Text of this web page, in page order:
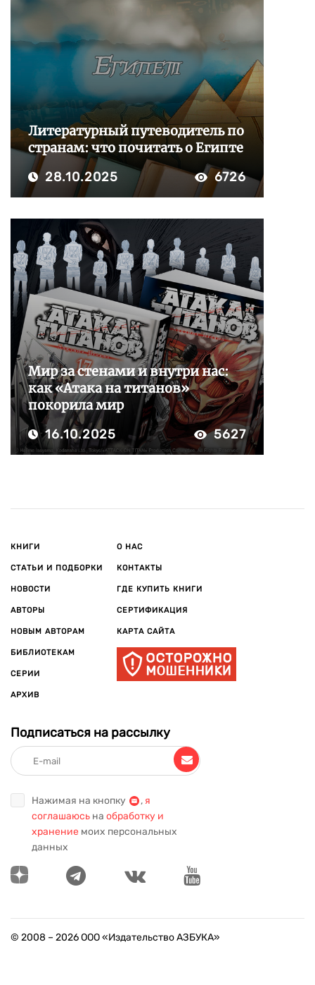
Литературный путеводитель по
странам: что почитать о Египте
28.10.2025 6726
Мир за стенами и внутри нас:
как «Атака на титанов»
покорила мир
16.10.2025 5627
КНИГИ
СТАТЬИ И ПОДБОРКИ
НОВОСТИ
АВТОРЫ
НОВЫМ АВТОРАМ
БИБЛИОТЕКАМ
СЕРИИ
АРХИВ
О НАС
КОНТАКТЫ
ГДЕ КУПИТЬ КНИГИ
СЕРТИФИКАЦИЯ
КАРТА САЙТА
Подписаться на рассылку
Нажимая на кнопку , я
соглашаюсь на обработку и
хранение моих персональных
данных
© 2008 – 2026ООО «Издательство АЗБУКА»